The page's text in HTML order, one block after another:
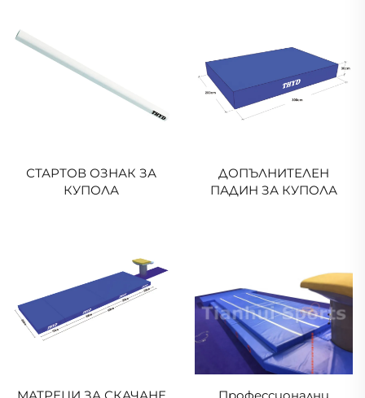
СТАРТОВ ОЗНАК ЗА
КУПОЛА
ДОПЪЛНИТЕЛЕН
ПАДИН ЗА КУПОЛА